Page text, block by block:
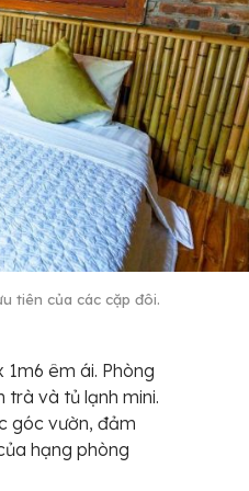
tiên của các cặp đôi.
êm ái. Phòng
trà và tủ lạnh mini.
góc vườn, đảm
hạng phòng